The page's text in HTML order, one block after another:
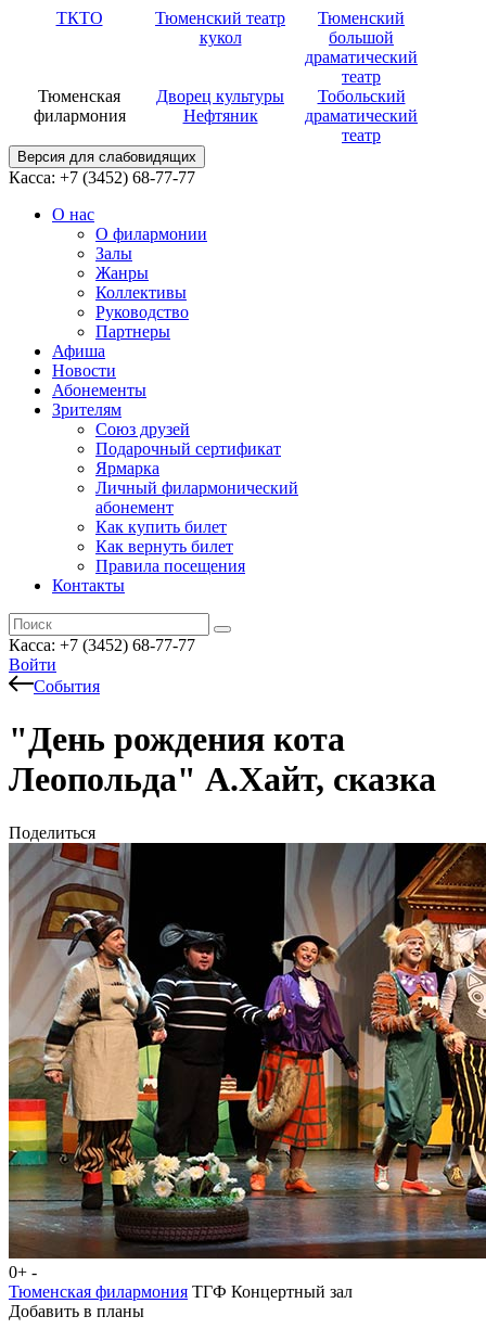
ТКТО
Тюменский театр
кукол
Тюменский
большой
драматический
театр
Тюменская
филармония
Дворец культуры
Нефтяник
Тобольский
драматический
театр
Версия для слабовидящих
Касса: +7 (3452) 68-77-77
О нас
О филармонии
Залы
Жанры
Коллективы
Руководство
Партнеры
Афиша
Новости
Абонементы
Зрителям
Союз друзей
Подарочный сертификат
Ярмарка
Личный филармонический
абонемент
Как купить билет
Как вернуть билет
Правила посещения
Контакты
Касса: +7 (3452) 68-77-77
Войти
События
"День рождения кота
Леопольда" А.Хайт, сказка
Поделиться
0+ -
Тюменская филармония ТГФ Концертный зал
Добавить в планы